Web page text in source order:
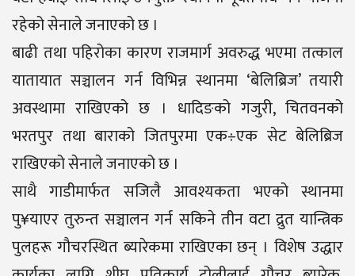
रहेको सेनाले जनाएको छ ।
बाढी तथा पहिरोका कारण राजमार्ग अवरुद्ध भएमा तत्काल
यातायात सञ्चालन गर्न विभिन्न स्थानमा ‘बेलिब्रिज’ तयारी
अवस्थामा राखिएको छ । धादिङको गजुरी, चितवनको
भरतपुर तथा बाराको जितपुरमा एक÷एक सेट बेलिब्रिज
राखिएको सेनाले जनाएको छ ।
साथै गाडीमार्फत सजिलै आवश्यकता भएको स्थानमा
पु¥याएर तुरुन्त सञ्चालन गर्न सकिने तीन वटा द्रुत यान्त्रिक
पुलहरू गौचरस्थित ब्यारेकमा राखिएका छन् । विशेष उद्धार